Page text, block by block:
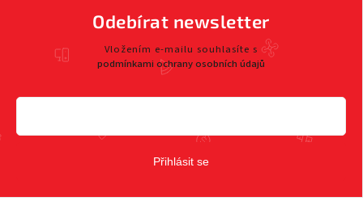
Odebírat newsletter
Vložením e-mailu souhlasíte s
podmínkami ochrany osobních údajů
Přihlásit se